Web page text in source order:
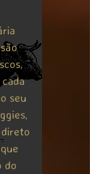
seu
do